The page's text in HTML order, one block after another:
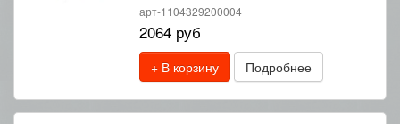
арт-1104329200004
2064 руб
+ В корзину Подробнее